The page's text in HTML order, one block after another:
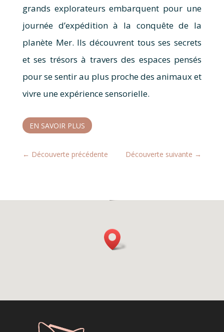
grands explorateurs embarquent pour une
journée d’expédition à la conquête de la
planète Mer. Ils découvrent tous ses secrets
et ses trésors à travers des espaces pensés
pour se sentir au plus proche des animaux et
vivre une expérience sensorielle.
EN SAVOIR PLUS
← Découverte précédente Découverte suivante →